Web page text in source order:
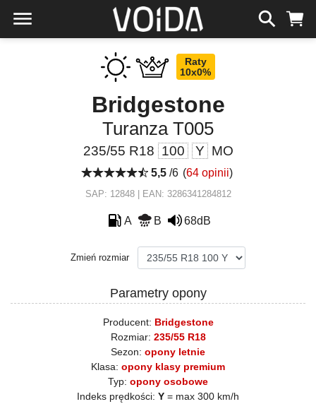
Raty
10x0%
Bridgestone
Turanza T005
235/55 R18 100 Y MO
5,5/6 (64 opinii)
SAP: 12848 | EAN: 3286341284812
A B 68dB
Zmień rozmiar
Parametry opony
Producent: Bridgestone
Rozmiar: 235/55 R18
Sezon: opony letnie
Klasa: opony klasy premium
Typ: opony osobowe
Indeks prędkości: Y = max 300 km/h